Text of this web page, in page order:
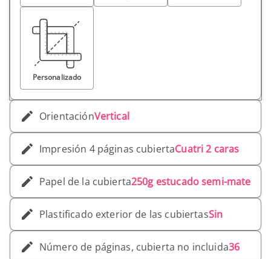
Personalizado
OrientaciónVertical
Impresión 4 páginas cubiertaCuatri 2 caras
Papel de la cubierta250g estucado semi-mate
Plastificado exterior de las cubiertasSin
Número de páginas, cubierta no incluida36